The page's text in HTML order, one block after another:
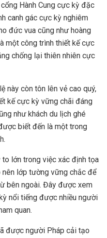
Hành Cung cực kỳ đặc
canh gác cực kỳ nghiêm
đức vua cũng như hoàng
một công trình thiết kế cực
chống lại thiên nhiên cực
này còn tôn lên vẻ cao quý,
kế cực kỳ vững chãi đáng
như khách du lịch ghé
biết đến là một trong
to lớn trong việc xác định tọa
lớp tường vững chắc để
bên ngoài. Đây được xem
nổi tiếng được nhiều người
quan.
được người Pháp cải tạo